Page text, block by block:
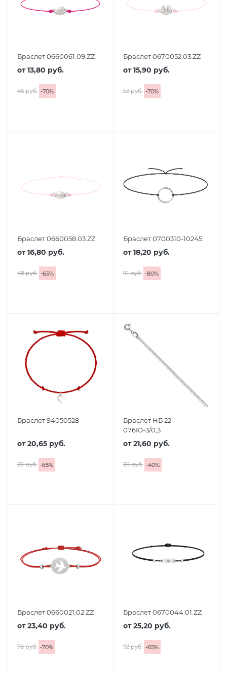
Браслет 0660061.09.ZZ
от13,80 руб.
46 руб. -70%
Браслет 0670052.03.ZZ
от15,90 руб.
53 руб. -70%
Браслет 0660058.03.ZZ
от16,80 руб.
48 руб. -65%
Браслет 0700310-10245
от18,20 руб.
91 руб. -80%
Браслет 94050528
от20,65 руб.
59 руб. -65%
Браслет НБ 22-
076Ю-3/0,3
от21,60 руб.
36 руб. -40%
Браслет 0660021.02.ZZ
от23,40 руб.
78 руб. -70%
Браслет 0670044.01.ZZ
от25,20 руб.
72 руб. -65%